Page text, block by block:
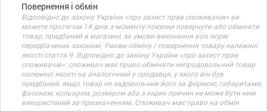
Повернення і обмін
Відповідно до закону України «про захист прав споживачів» ви
можете протягом 14 днів з моменту покупки повернути або обміняти
товар, придбаний в магазині, за умови виконання всіх норм
передбачених законом. Умови обміну / повернення товару належної
якості стаття 9. Відповідно до закону України «про захист прав
споживачів»: споживач має право обміняти непродовольчий товар
належної якості на аналогічний у продавця, у якого він був
придбаний, якщо товар не задовольнив його за формою, габаритами,
фасоном, кольором, розміром або з інших причин не може бути ним
використаний за призначенням. Споживач має право на обмін